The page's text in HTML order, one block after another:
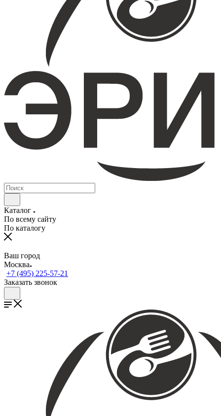
Каталог
По всему сайту
По каталогу
Ваш город
Москва
+7 (495) 225-57-21
Заказать звонок